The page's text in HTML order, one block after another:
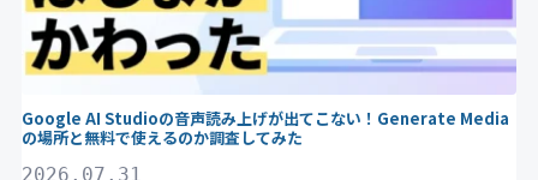
Google AI Studioの音声読み上げが出てこない！Generate Media
の場所と無料で使えるのか調査してみた
2026.07.31